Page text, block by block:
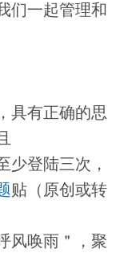
们一起管理和
具有正确的思
少登陆三次，
贴（原创或转
风唤雨＂，聚